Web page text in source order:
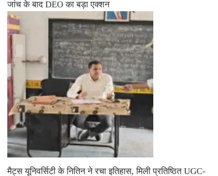
जांच के बाद DEO का बड़ा एक्शन
मैट्स यूनिवर्सिटी के नितिन ने रचा इतिहास, मिली प्रतिष्ठित UGC-